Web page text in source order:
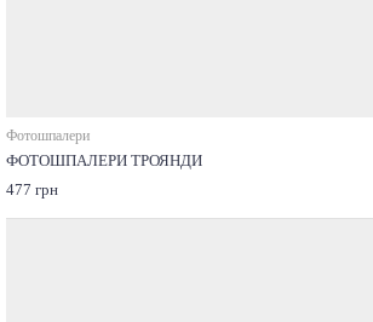
Фотошпалери
ФОТОШПАЛЕРИ ТРОЯНДИ
477 грн